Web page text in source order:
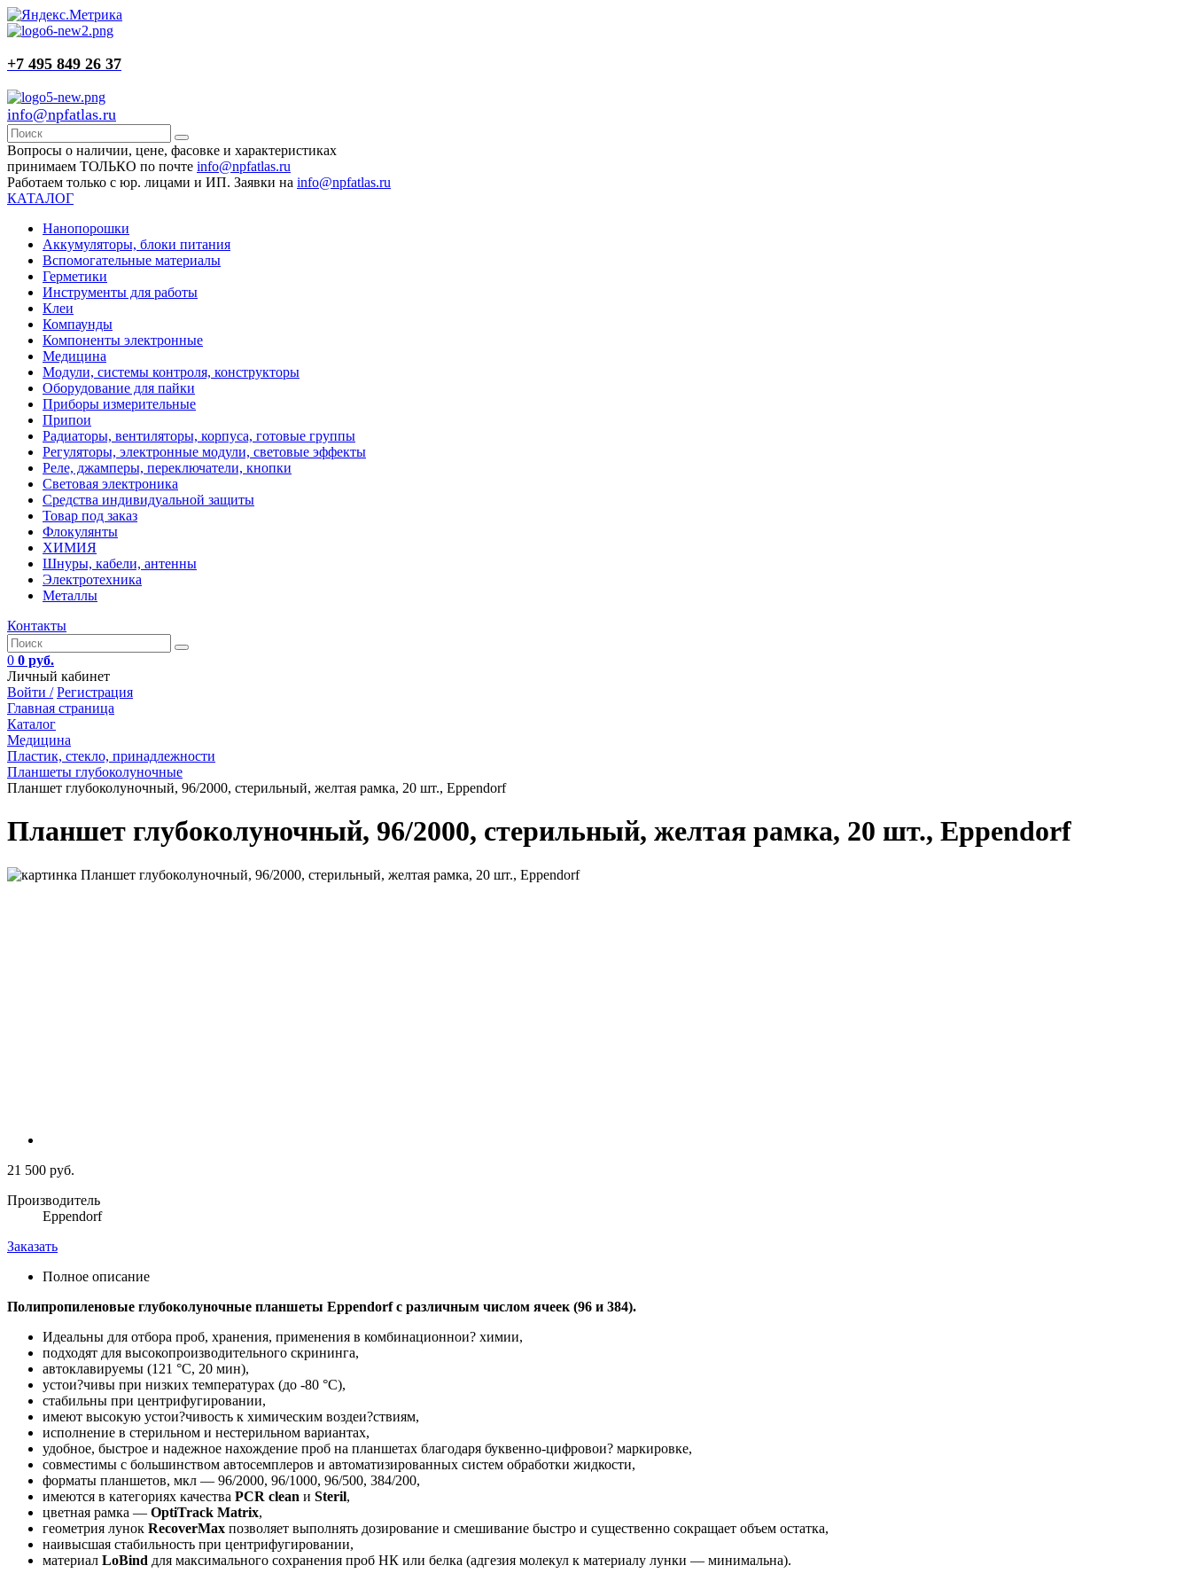
+7 495 849 26 37
info@npfatlas.ru
Вопросы о наличии, цене, фасовке и характеристиках
принимаем ТОЛЬКО по почте info@npfatlas.ru
Работаем только с юр. лицами и ИП. Заявки на info@npfatlas.ru
КАТАЛОГ
Нанопорошки
Аккумуляторы, блоки питания
Вспомогательные материалы
Герметики
Инструменты для работы
Клеи
Компаунды
Компоненты электронные
Медицина
Модули, системы контроля, конструкторы
Оборудование для пайки
Приборы измерительные
Припои
Радиаторы, вентиляторы, корпуса, готовые группы
Регуляторы, электронные модули, световые эффекты
Реле, джамперы, переключатели, кнопки
Световая электроника
Средства индивидуальной защиты
Товар под заказ
Флокулянты
ХИМИЯ
Шнуры, кабели, антенны
Электротехника
Металлы
Контакты
0 0 руб.
Личный кабинет
Войти / Регистрация
Главная страница
Каталог
Медицина
Пластик, стекло, принадлежности
Планшеты глубоколуночные
Планшет глубоколуночный, 96/2000, стерильный, желтая рамка, 20 шт., Eppendorf
Планшет глубоколуночный, 96/2000, стерильный, желтая рамка, 20 шт., Eppendorf
21 500 руб.
Производитель
Eppendorf
Заказать
Полное описание
Полипропиленовые глубоколуночные планшеты Eppendorf с различным числом ячеек (96 и 384).
Идеальны для отбора проб, хранения, применения в комбинационнои? химии,
подходят для высокопроизводительного скрининга,
автоклавируемы (121 °C, 20 мин),
устои?чивы при низких температурах (до -80 °C),
стабильны при центрифугировании,
имеют высокую устои?чивость к химическим воздеи?ствиям,
исполнение в стерильном и нестерильном вариантах,
удобное, быстрое и надежное нахождение проб на планшетах благодаря буквенно-цифровои? маркировке,
совместимы с большинством автосемплеров и автоматизированных систем обработки жидкости,
форматы планшетов, мкл — 96/2000, 96/1000, 96/500, 384/200,
имеются в категориях качества PCR clean и Steril,
цветная рамка — OptiTrack Matrix,
геометрия лунок RecoverMax позволяет выполнять дозирование и смешивание быстро и существенно сокращает объем остатка,
наивысшая стабильность при центрифугировании,
материал LoBind для максимального сохранения проб НК или белка (адгезия молекул к материалу лунки — минимальна).